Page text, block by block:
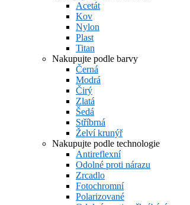
Acetát
Kov
Nylon
Plast
Titan
Nakupujte podle barvy
Černá
Modrá
Čirý
Zlatá
Šedá
Stříbrná
Želví krunýř
Nakupujte podle technologie
Antireflexní
Odolné proti nárazu
Zrcadlo
Fotochromní
Polarizované